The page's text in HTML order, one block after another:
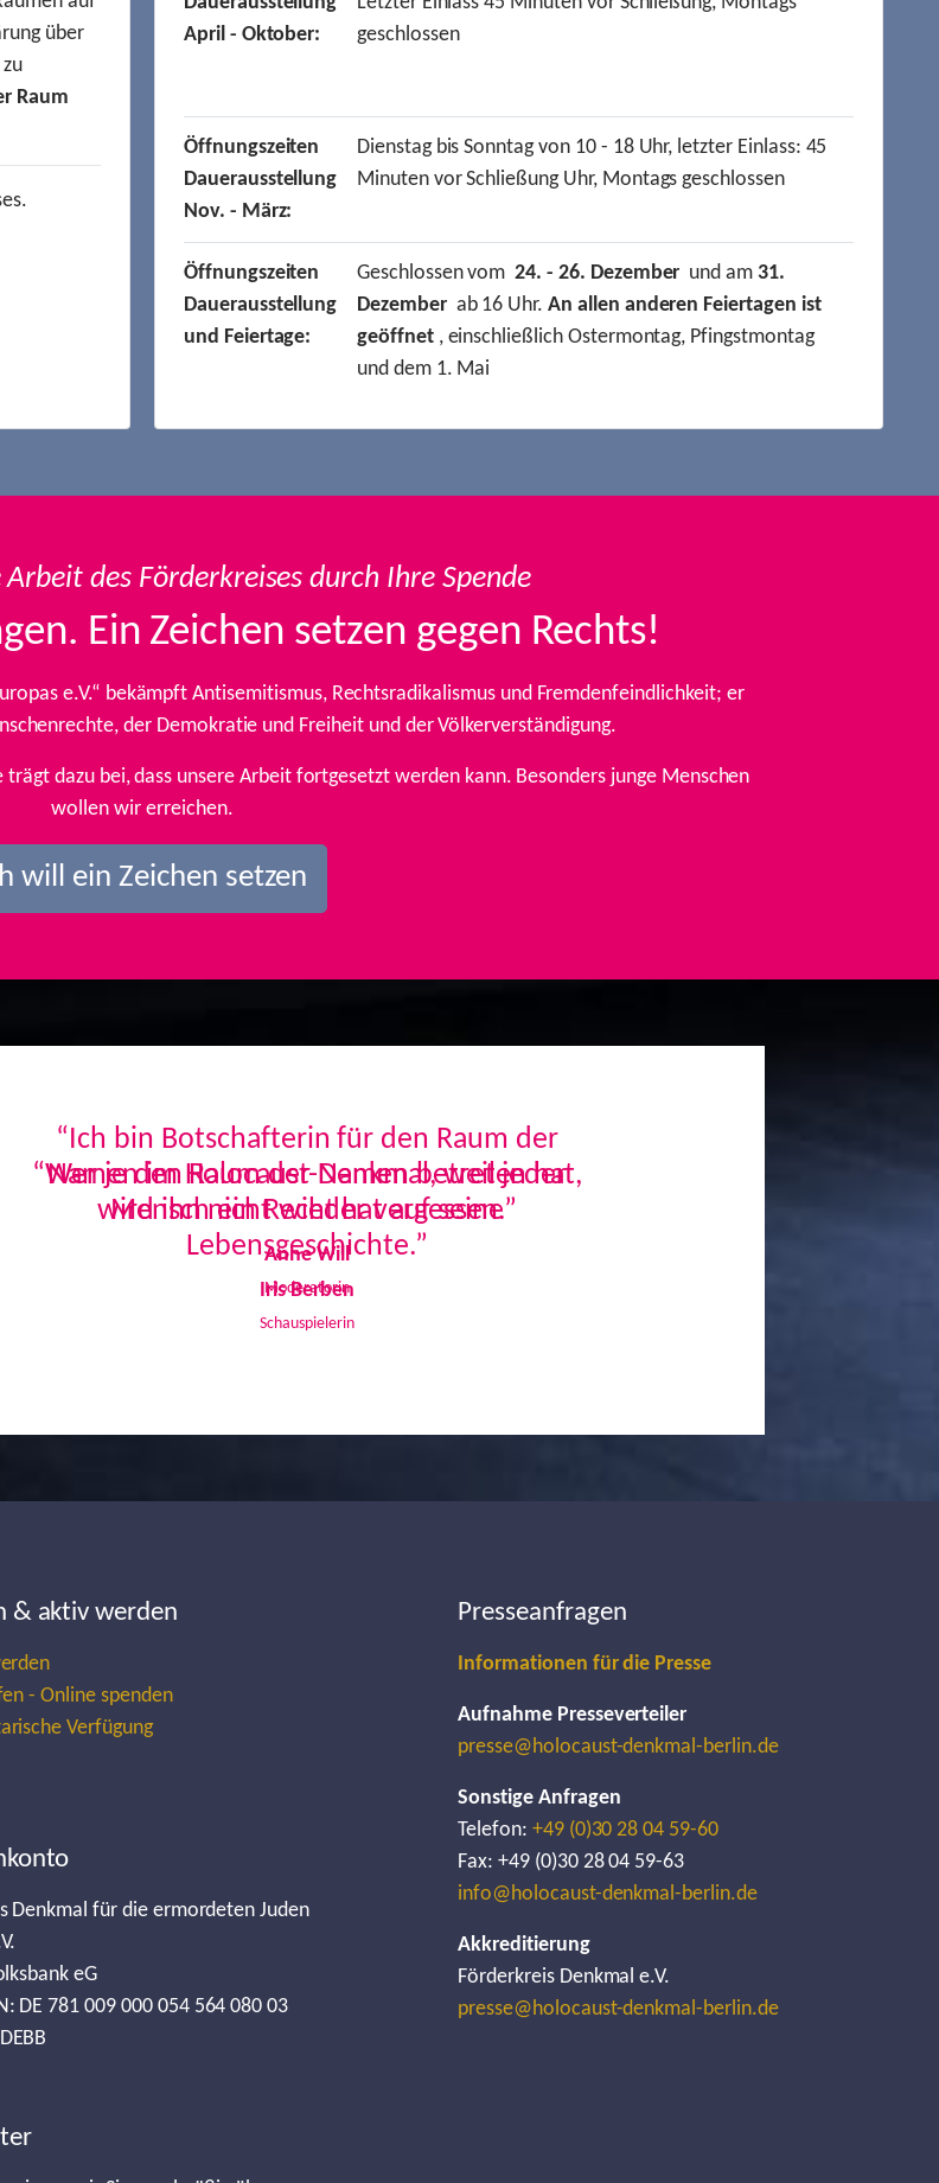
über
Raum
April - Oktober:
geschlossen
Öffnungszeiten
Dauerausstellung
Nov. - März:
Dienstag bis Sonntag von 10 - 18 Uhr, letzter Einlass: 45
Minuten vor Schließung Uhr, Montags geschlossen
Öffnungszeiten
Dauerausstellung
und Feiertage:
Geschlossen vom24. - 26. Dezember und am31.
Dezemberab 16 Uhr.An allen anderen Feiertagen ist
geöffnet, einschließlich Ostermontag, Pfingstmontag
und dem 1. Mai
des Förderkreises durch Ihre Spende
Ein Zeichen setzen gegen Rechts!
e.V.“ bekämpft Antisemitismus, Rechtsradikalismus und Fremdenfeindlichkeit; er
der Demokratie und Freiheit und der Völkerverständigung.
trägt dazu bei, dass unsere Arbeit fortgesetzt werden kann. Besonders junge Menschen
wollen wir erreichen.
will ein Zeichen setzen
“Ich bin Botschafterin für den Raum der
Namen im Holocaust-Denkmal, weil jeder
Mensch ein Recht hat auf seine
Lebensgeschichte.”
Iris Berben
Schauspielerin
& aktiv werden
- Online spenden
Verfügung
Denkmal für die ermordeten Juden
eG
DE 781 009 000 054 564 080 03
Presseanfragen
Informationen für die Presse
Aufnahme Presseverteiler
presse@holocaust-denkmal-berlin.de
Sonstige Anfragen
Telefon: +49 (0)30 28 04 59-60
Fax: +49 (0)30 28 04 59-63
info@holocaust-denkmal-berlin.de
Akkreditierung
Förderkreis Denkmal e.V.
presse@holocaust-denkmal-berlin.de